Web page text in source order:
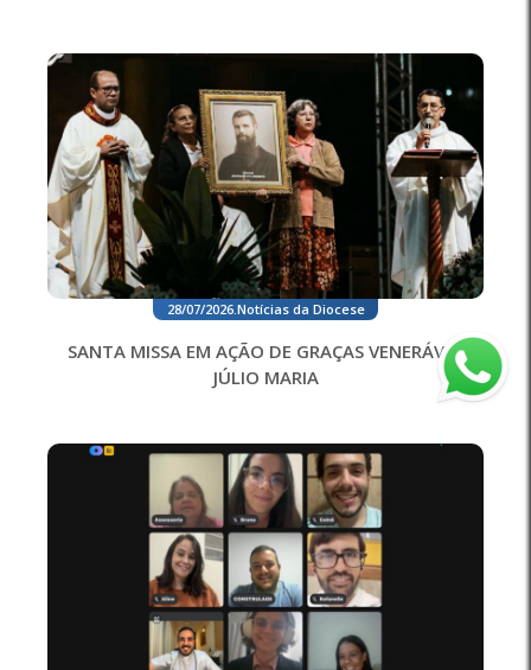
28/07/2026. Notícias da Diocese
SANTA MISSA EM AÇÃO DE GRAÇAS VENERÁVEL
JÚLIO MARIA